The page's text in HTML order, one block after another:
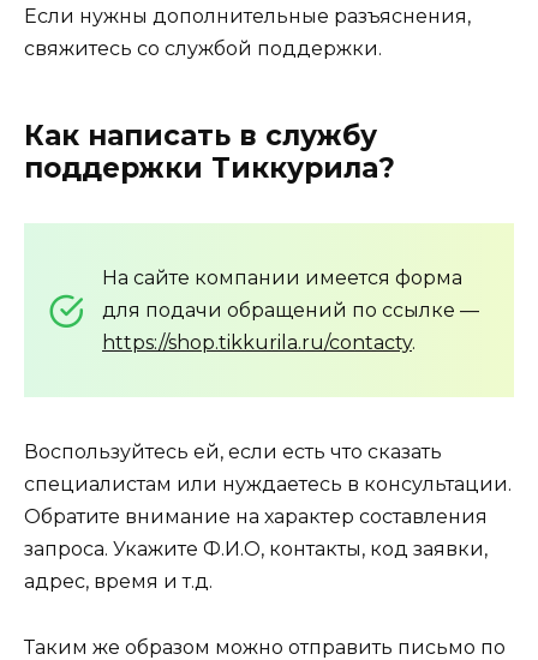
Если нужны дополнительные разъяснения,
свяжитесь со службой поддержки.
Как написать в службу
поддержки Тиккурила?
На сайте компании имеется форма
для подачи обращений по ссылке —
https://shop.tikkurila.ru/contacty.
Воспользуйтесь ей, если есть что сказать
специалистам или нуждаетесь в консультации.
Обратите внимание на характер составления
запроса. Укажите Ф.И.О, контакты, код заявки,
адрес, время и т.д.
Таким же образом можно отправить письмо по